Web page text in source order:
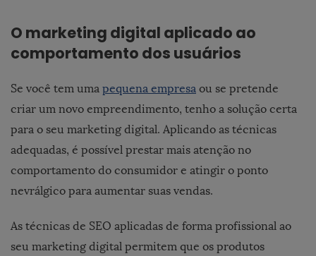
O marketing digital aplicado ao
comportamento dos usuários
Se você tem uma pequena empresa ou se pretende
criar um novo empreendimento, tenho a solução certa
para o seu marketing digital. Aplicando as técnicas
adequadas, é possível prestar mais atenção no
comportamento do consumidor e atingir o ponto
nevrálgico para aumentar suas vendas.
As técnicas de SEO aplicadas de forma profissional ao
seu marketing digital permitem que os produtos